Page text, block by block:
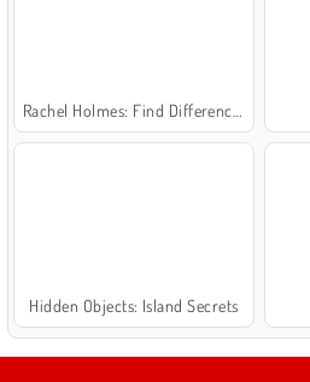
Hidden Objects: Island Secrets